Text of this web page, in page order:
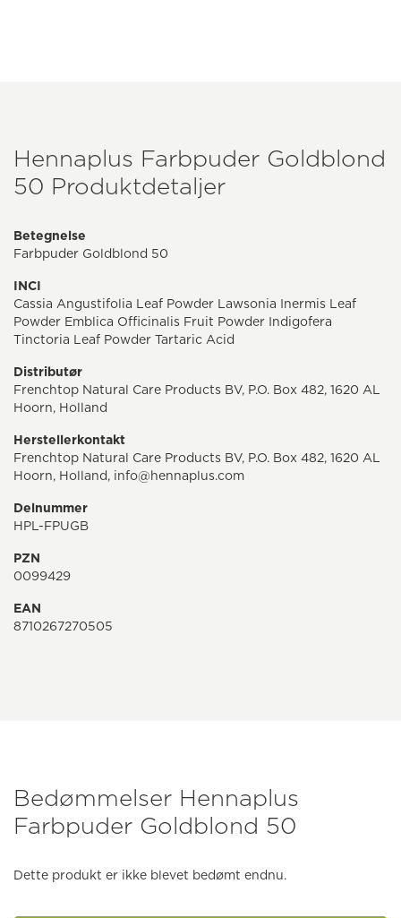
Hennaplus Farbpuder Goldblond
50 Produktdetaljer
Betegnelse
Farbpuder Goldblond 50
INCI
Cassia Angustifolia Leaf Powder Lawsonia Inermis Leaf
Powder Emblica Officinalis Fruit Powder Indigofera
Tinctoria Leaf Powder Tartaric Acid
Distributør
Frenchtop Natural Care Products BV, P.O. Box 482, 1620 AL
Hoorn, Holland
Herstellerkontakt
Frenchtop Natural Care Products BV, P.O. Box 482, 1620 AL
Hoorn, Holland, info@hennaplus.com
Delnummer
HPL-FPUGB
PZN
0099429
EAN
8710267270505
Bedømmelser Hennaplus
Farbpuder Goldblond 50
Dette produkt er ikke blevet bedømt endnu.